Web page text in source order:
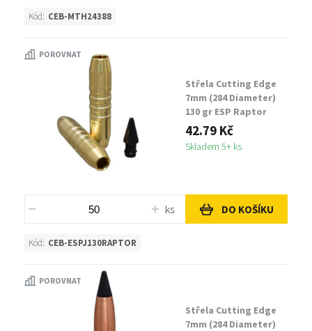
Kód: CEB-MTH24388
POROVNAT
Střela Cutting Edge
7mm (284 Diameter)
130 gr ESP Raptor
42.79 Kč
Skladem 5+ ks
ks DO KOŠÍKU
Kód: CEB-ESPJ130RAPTOR
POROVNAT
Střela Cutting Edge
7mm (284 Diameter)